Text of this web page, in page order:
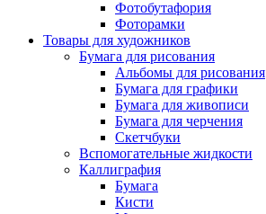
Фотобутафория
Фоторамки
Товары для художников
Бумага для рисования
Альбомы для рисования
Бумага для графики
Бумага для живописи
Бумага для черчения
Скетчбуки
Вспомогательные жидкости
Каллиграфия
Бумага
Кисти